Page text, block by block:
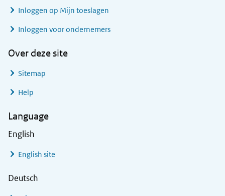
Inloggen op Mijn toeslagen
Inloggen voor ondernemers
Over deze site
Sitemap
Help
Language
English
English site
Deutsch